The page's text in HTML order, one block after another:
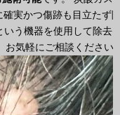
実かつ傷跡も目立たず
いう機器を使用して除去
お気軽にご相談ください